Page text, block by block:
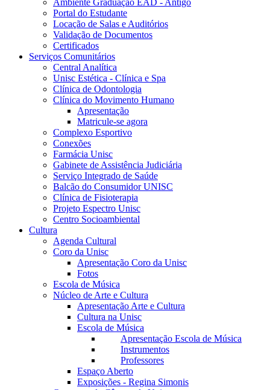
Ambiente Graduação EAD - Antigo
Portal do Estudante
Locação de Salas e Auditórios
Validação de Documentos
Certificados
Serviços Comunitários
Central Analítica
Unisc Estética - Clínica e Spa
Clínica de Odontologia
Clínica do Movimento Humano
Apresentação
Matricule-se agora
Complexo Esportivo
Conexões
Farmácia Unisc
Gabinete de Assistência Judiciária
Serviço Integrado de Saúde
Balcão do Consumidor UNISC
Clínica de Fisioterapia
Projeto Espectro Unisc
Centro Socioambiental
Cultura
Agenda Cultural
Coro da Unisc
Apresentação Coro da Unisc
Fotos
Escola de Música
Núcleo de Arte e Cultura
Apresentação Arte e Cultura
Cultura na Unisc
Escola de Música
Apresentação Escola de Música
Instrumentos
Professores
Espaço Aberto
Exposições - Regina Simonis